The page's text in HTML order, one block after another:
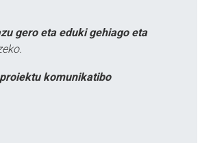
gero eta eduki gehiago eta
komunikatibo